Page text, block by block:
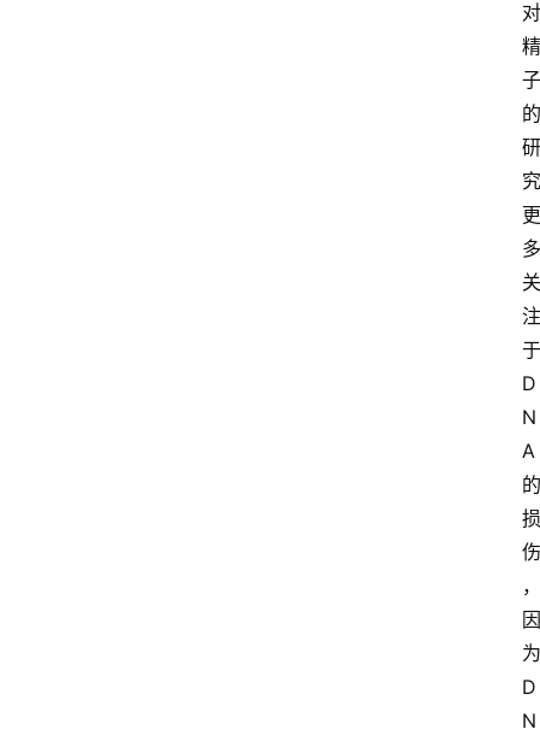
对
精
子
的
研
究
更
多
关
注
于
D
N
A
的
损
伤
，
因
为
D
N